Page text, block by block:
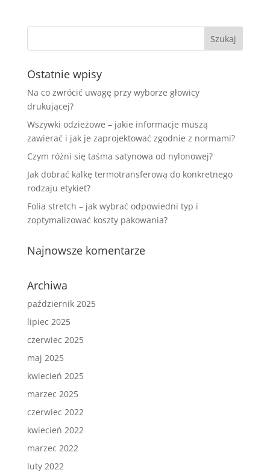
Ostatnie wpisy
Na co zwrócić uwagę przy wyborze głowicy
drukującej?
Wszywki odzieżowe – jakie informacje muszą
zawierać i jak je zaprojektować zgodnie z normami?
Czym różni się taśma satynowa od nylonowej?
Jak dobrać kalkę termotransferową do konkretnego
rodzaju etykiet?
Folia stretch – jak wybrać odpowiedni typ i
zoptymalizować koszty pakowania?
Najnowsze komentarze
Archiwa
październik 2025
lipiec 2025
czerwiec 2025
maj 2025
kwiecień 2025
marzec 2025
czerwiec 2022
kwiecień 2022
marzec 2022
luty 2022